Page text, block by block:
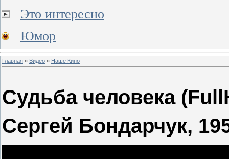
Это интересно
Юмор
Главная » Видео » Наше Кино
Судьба человека
Сергей Бондарчук,